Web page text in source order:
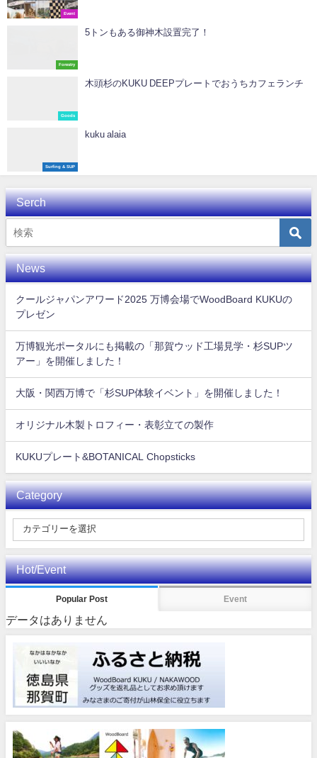
Event
Forestry
5トンもある御神木設置完了！
Goods
木頭杉のKUKU DEEPプレートでおうちカフェランチ️
Surfing & SUP
kuku alaia
Serch
News
クールジャパンアワード2025 万博会場でWoodBoard KUKUの
プレゼン
万博観光ポータルにも掲載の「那賀ウッド工場見学・杉SUPツ
アー」を開催しました！
大阪・関西万博で「杉SUP体験イベント」を開催しました！
オリジナル木製トロフィー・表彰立ての製作
KUKUプレート&BOTANICAL Chopsticks
Category
Hot/Event
Popular Post Event
データはありません